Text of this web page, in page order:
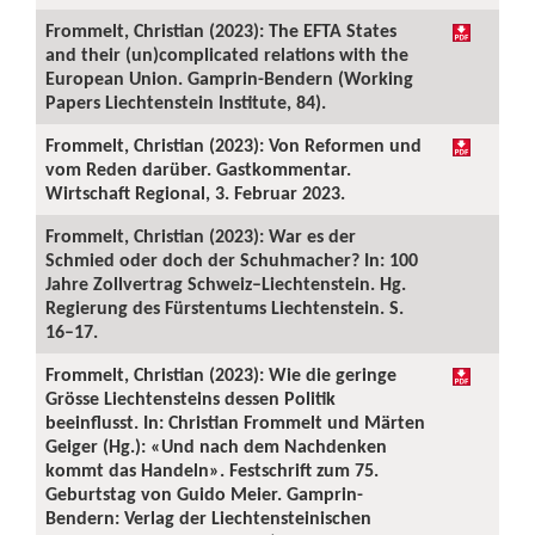
Frommelt, Christian (2023): The EFTA States
and their (un)complicated relations with the
European Union. Gamprin-Bendern (Working
Papers Liechtenstein Institute, 84).
Frommelt, Christian (2023): Von Reformen und
vom Reden darüber. Gastkommentar.
Wirtschaft Regional, 3. Februar 2023.
Frommelt, Christian (2023): War es der
Schmied oder doch der Schuhmacher? In: 100
Jahre Zollvertrag Schweiz–Liechtenstein. Hg.
Regierung des Fürstentums Liechtenstein. S.
16–17.
Frommelt, Christian (2023): Wie die geringe
Grösse Liechtensteins dessen Politik
beeinflusst. In: Christian Frommelt und Märten
Geiger (Hg.): «Und nach dem Nachdenken
kommt das Handeln». Festschrift zum 75.
Geburtstag von Guido Meier. Gamprin-
Bendern: Verlag der Liechtensteinischen